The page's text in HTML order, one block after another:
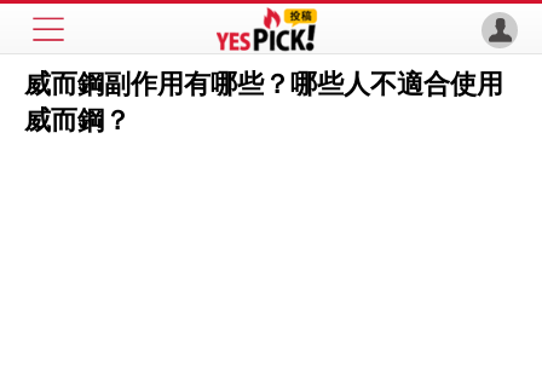
威而鋼副作用有哪些？哪些人不適合使用
威而鋼？